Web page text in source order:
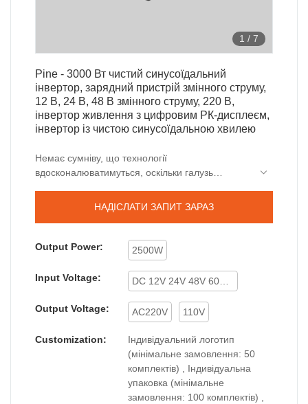
1 / 7
Pine - 3000 Вт чистий синусоїдальний
інвертор, зарядний пристрій змінного струму,
12 В, 24 В, 48 В змінного струму, 220 В,
інвертор живлення з цифровим РК-дисплеєм,
інвертор із чистою синусоїдальною хвилею
Немає сумніву, що технології
вдосконалюватимуться, оскільки галузь
технічних характеристик і характеристик
зарядного пристрою змінного струму з чистим
струму 12 В, 24 В, 48 В на 220 В змінного
струму з цифровим РК-дисплеєм, він широко
використовується у галузі інверторів і
НАДІСЛАТИ ЗАПИТ ЗАРАЗ
Output Power: 2500W
Input Voltage: DC 12V 24V 48V 60V 72V
Output Voltage: AC220V 110V
Customization:
Індивідуальний логотип
(мінімальне замовлення: 50
комплектів) , Індивідуальна
упаковка (мінімальне
замовлення: 100 комплектів) ,